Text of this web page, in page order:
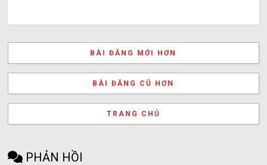
BÀI ĐĂNG MỚI HƠN
BÀI ĐĂNG CŨ HƠN
TRANG CHỦ
PHẢN HỒI